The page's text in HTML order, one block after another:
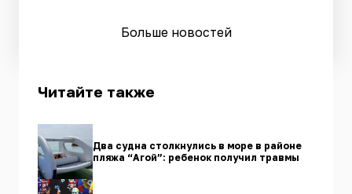
Больше новостей
Читайте также
Два судна столкнулись в море в районе
пляжа “Агой”: ребенок получил травмы